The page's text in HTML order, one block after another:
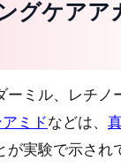
グケアア
ーミル、レチノ
ミドなどは、
が実験で示され